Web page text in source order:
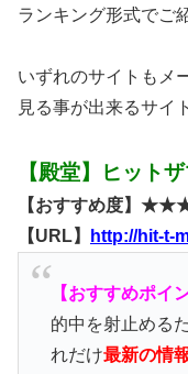
ランキング形式でご
いずれのサイトもメ
見る事が出来るサイ
【殿堂】ヒット
【おすすめ度
【URL】
http://hit-t-
【おすすめポイ
的中を射止める
れだけ最新の情